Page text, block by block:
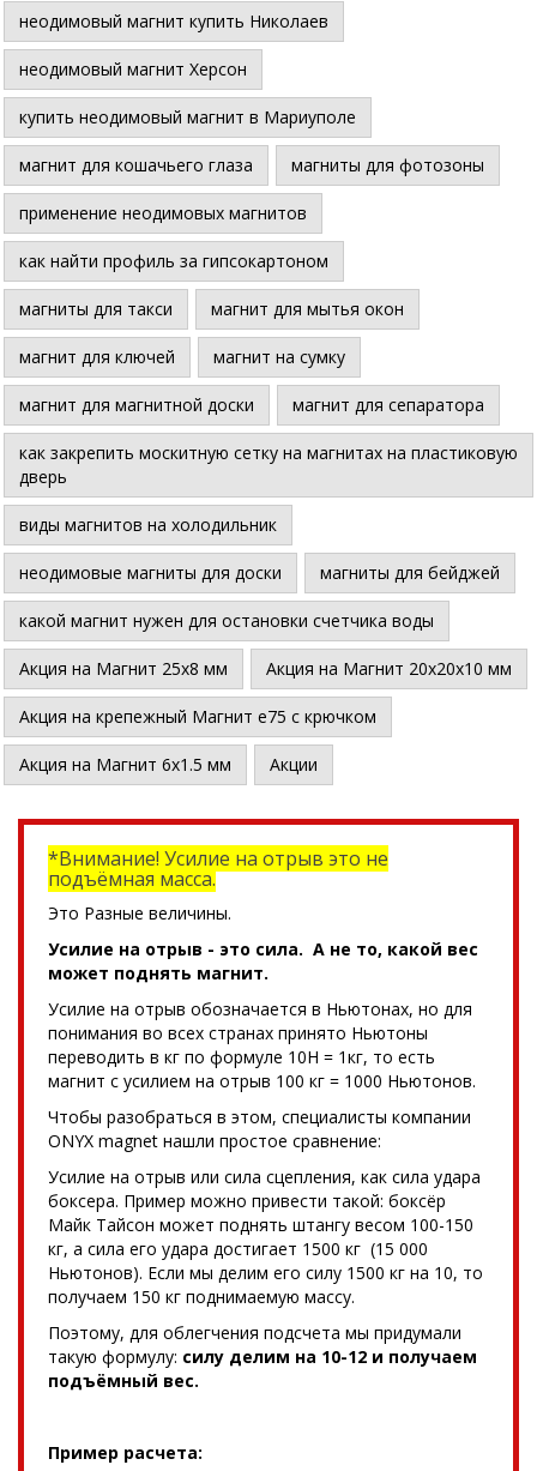
неодимовый магнит купить Николаев
неодимовый магнит Херсон
купить неодимовый магнит в Мариуполе
магнит для кошачьего глаза магниты для фотозоны
применение неодимовых магнитов
как найти профиль за гипсокартоном
магниты для такси магнит для мытья окон
магнит для ключей магнит на сумку
магнит для магнитной доски магнит для сепаратора
как закрепить москитную сетку на магнитах на пластиковую
дверь
виды магнитов на холодильник
неодимовые магниты для доски магниты для бейджей
какой магнит нужен для остановки счетчика воды
Акция на Магнит 25х8 мм Акция на Магнит 20х20х10 мм
Акция на крепежный Магнит е75 с крючком
Акция на Магнит 6х1.5 мм Акции
*Внимание! Усилие на отрыв это не
подъёмная масса.
Это Разные величины.
Усилие на отрыв - это сила. А не то, какой вес
может поднять магнит.
Усилие на отрыв обозначается в Ньютонах, но для
понимания во всех странах принято Ньютоны
переводить в кг по формуле 10Н = 1кг, то есть
магнит с усилием на отрыв 100 кг = 1000 Ньютонов.
Чтобы разобраться в этом, специалисты компании
ONYX magnet нашли простое сравнение:
Усилие на отрыв или сила сцепления, как сила удара
боксера. Пример можно привести такой: боксёр
Майк Тайсон может поднять штангу весом 100-150
кг, а сила его удара достигает 1500 кг (15 000
Ньютонов). Если мы делим его силу 1500 кг на 10, то
получаем 150 кг поднимаемую массу.
Поэтому, для облегчения подсчета мы придумали
такую формулу: силу делим на 10-12 и получаем
подъёмный вес.
Пример расчета: